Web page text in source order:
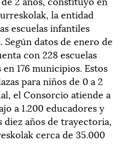
la entidad
escuelas infantiles
Según datos de enero de
con 228 escuelas
176 municipios. Estos
para niños de 0 a 2
el Consorcio atiende a
a 1.200 educadores y
diez años de trayectoria,
cerca de 35.000